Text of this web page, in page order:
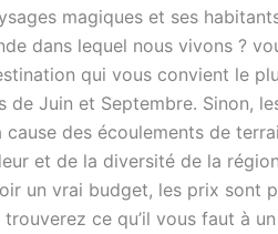
magiques et ses
dans lequel nous vivons ?
qui vous convient le
de Juin et Septembre. Sinon,
des écoulements de
et de la diversité de la
un vrai budget, les prix sont
ce qu’il vous faut à